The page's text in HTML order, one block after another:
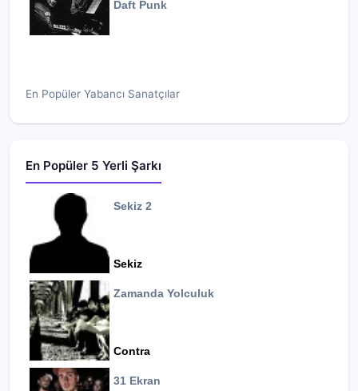
Daft Punk
En Popüler Yabancı Sanatçılar
En Popüler 5 Yerli Şarkı
Sekiz 2
Sekiz
Zamanda Yolculuk
Contra
31 Ekran